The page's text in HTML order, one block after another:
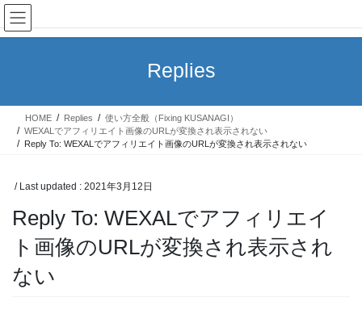
Skip
the
Skip
the
Replies
HOME Replies
使い方全般（Fixing KUSANAGI）
WEXALでアフィリエイト画像のURLが変換され表示されない
Reply To: WEXALでアフィリエイト画像のURLが変換され表示されない
/ Last updated : 2021年3月12日
Reply To: WEXALでアフィリエイ
ト画像のURLが変換され表示され
ない